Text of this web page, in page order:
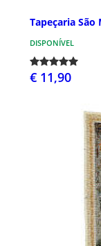
Tapeçaria São
DISPONÍVEL
€ 11,90